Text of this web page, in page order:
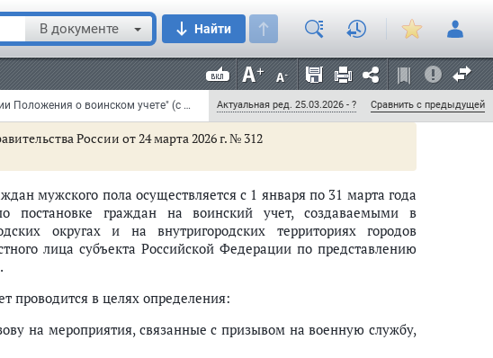
В документе Найти
Постановление Правительства РФ от 27 ноября 2006 г. N 719 "Об утверждении Положения о воинском учете" (с изменениями и дополнениями) Актуальная ред. 25.03.2026 - ? Сравнить с предыдущей
России от 24 марта 2026 г. № 312
мужского пола осуществляется с 1 января по 31 марта года
постановке граждан на воинский учет, создаваемыми в
округах и на внутригородских территориях городов
лица субъекта Российской Федерации по представлению
проводится в целях определения:
на мероприятия, связанные с призывом на военную службу,